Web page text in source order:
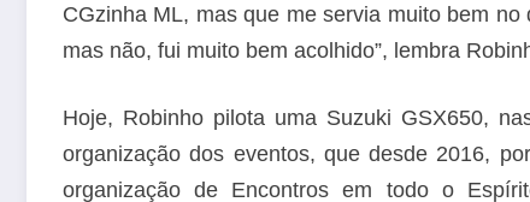
CGzinha ML, mas que me servia muito bem
mas não, fui muito bem acolhido”, lembra
Hoje, Robinho pilota uma Suzuki GSX650,
organização dos eventos, que desde 2016,
organização de Encontros em todo o